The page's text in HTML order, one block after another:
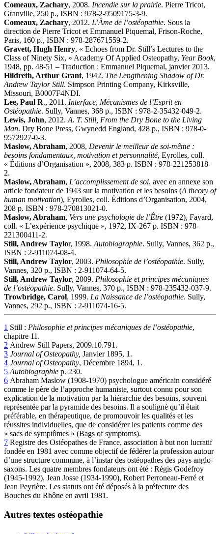
Comeaux, Zachary, 2008. Incendie sur la prairie. Pierre Tricot,
Granville, 250 p., ISBN : 978-2-9509175-3-9.
Comeaux, Zachary, 2012. L’Âme de l’ostéopathie. Sous la
direction de Pierre Tricot et Emmanuel Piquemal, Frison-Roche,
Paris, 160 p., ISBN : 978-287671559-2.
Gravett, Hugh Henry, « Echoes from Dr. Still’s Lectures to the
Class of Ninety Six, » Academy Of Applied Osteopathy, Year Book,
1948, pp. 48-51 – Traduction : Emmanuel Piquemal, janvier 2013.
Hildreth, Arthur Grant, 1942. The Lengthening Shadow of Dr.
Andrew Taylor Still. Simpson Printing Company, Kirksville,
Missouri, B0007F4NDI.
Lee, Paul R., 2011. Interface, Mécanismes de l’Esprit en
Ostéopathie. Sully, Vannes, 368 p., ISBN : 978-2-35432-049-2.
Lewis, John, 2012.A. T. Still, From the Dry Bone to the Living
Man. Dry Bone Press, Gwynedd England, 428 p., ISBN : 978-0-
9572927-0-3.
Maslow, Abraham, 2008, Devenir le meilleur de soi-même :
besoins fondamentaux, motivation et personnalité, Eyrolles, coll.
« Éditions d’Organisation », 2008, 383 p. ISBN : 978-221253818-
2.
Maslow, Abraham, L’accomplissement de soi, avec en annexe son
article fondateur de 1943 sur la motivation et les besoins (A theory of
human motivation), Eyrolles, coll. Éditions d’Organisation, 2004,
208 p. ISBN : 978-270813021-0.
Maslow, Abraham, Vers une psychologie de l’Être (1972), Fayard,
coll. « L’expérience psychique », 1972, IX-267 p. ISBN : 978-
221300411-2.
Still, Andrew Taylor, 1998.Autobiographie. Sully, Vannes, 362 p.,
ISBN : 2-911074-08-4.
Still, Andrew Taylor, 2003. Philosophie de l’ostéopathie. Sully,
Vannes, 320 p., ISBN : 2-911074-64-5.
Still, Andrew Taylor, 2009. Philosophie et principes mécaniques
de l’ostéopathie. Sully, Vannes, 370 p., ISBN : 978-235432-037-9.
Trowbridge, Carol, 1999. La Naissance de l’ostéopathie. Sully,
Vannes, 292 p., ISBN : 2-911074-16-5.
1 Still : Philosophie et principes mécaniques de l’ostéopathie,
chapitre 11.
2 Andrew Still Papers, 2009.10.791.
3 Journal of Osteopathy, Janvier 1895, 1.
4 Journal of Osteopathy, Décembre 1894, 1.
5 Autobiographie p. 230.
6 Abraham Maslow (1908-1970) psychologue américain considéré
comme le père de l’approche humaniste, surtout connu pour son
explication de la motivation par la hiérarchie des besoins, souvent
représentée par la pyramide des besoins. Il a souligné qu’il était
préférable, en thérapeutique, de promouvoir les qualités et les
réussites individuelles, que de considérer les patients comme des
« sacs de symptômes » (Bags of symptoms).
7 Registre des Ostéopathes de France, association à but non lucratif
fondée en 1981 avec comme objectif de fédérer la profession autour
d’une structure commune, à l’instar des ostéopathes des pays anglo-
saxons. Les quatre membres fondateurs ont été : Régis Godefroy
(1945-1992), Jean Josse (1934-1990), Robert Perroneau-Ferré et
Jean Peyrière. Les statuts ont été déposés à la préfecture des
Bouches du Rhône en avril 1981.
Autres textes ostéopathie